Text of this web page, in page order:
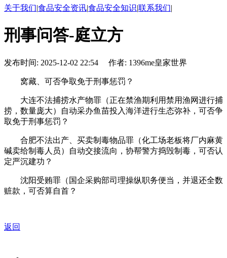
关于我们|食品安全资讯|食品安全知识|联系我们|
刑事问答-庭立方
发布时间: 2025-12-02 22:54 作者: 1396me皇家世界
窝藏、可否争取免于刑事惩罚？
大连不法捕捞水产物罪（正在禁渔期利用禁用渔网进行捕
捞，数量庞大）自动采办鱼苗投入海洋进行生态弥补，可否争
取免于刑事惩罚？
合肥不法出产、买卖制毒物品罪（化工场老板将厂内麻黄
碱卖给制毒人员）自动交接流向，协帮警方捣毁制毒，可否认
定严沉建功？
沈阳受贿罪（国企采购部司理操纵职务便当，并退还全数
赃款，可否算自首？
返回